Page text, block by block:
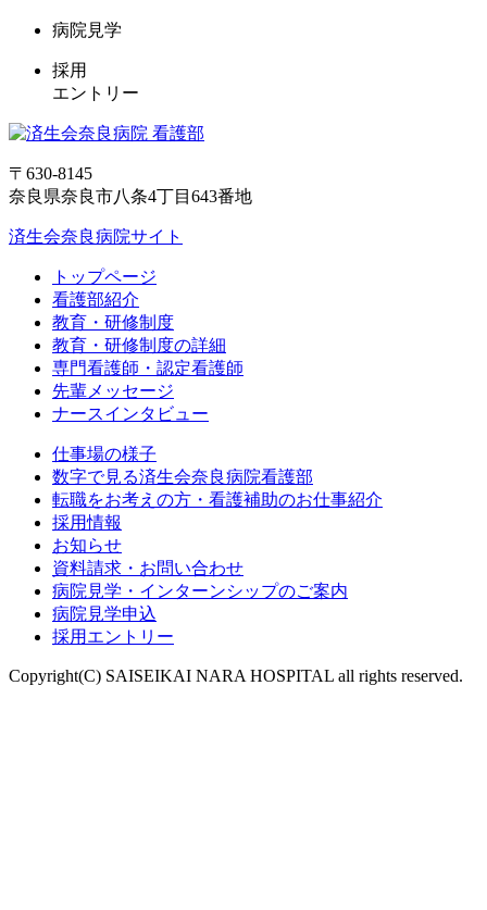
病院見学
採用
エントリー
〒630-8145
奈良県奈良市八条4丁目643番地
済生会奈良病院サイト
トップページ
看護部紹介
教育・研修制度
教育・研修制度の詳細
専門看護師・認定看護師
先輩メッセージ
ナースインタビュー
仕事場の様子
数字で見る済生会奈良病院看護部
転職をお考えの方・看護補助のお仕事紹介
採用情報
お知らせ
資料請求・お問い合わせ
病院見学・インターンシップのご案内
病院見学申込
採用エントリー
Copyright(C) SAISEIKAI NARA HOSPITAL all rights reserved.